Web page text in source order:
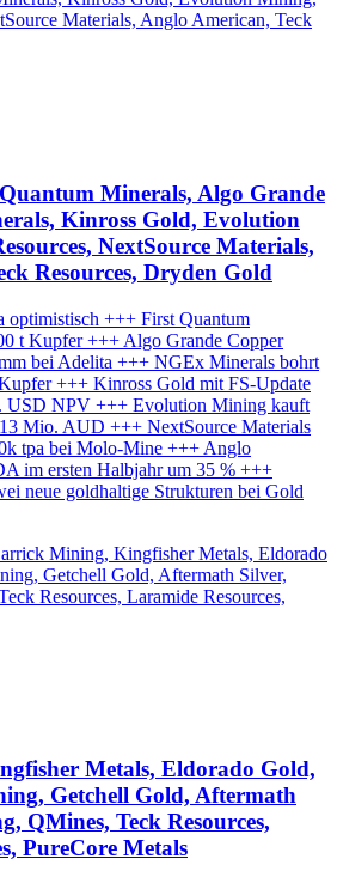
Minerals, Algo Grande
Kinross Gold, Evolution
NextSource Materials,
Resources, Dryden Gold
+++ First Quantum
t Kupfer +++ Algo Grande Copper
bei Adelita +++ NGEx Minerals bohrt
+++ Kinross Gold mit FS-Update
USD NPV +++ Evolution Mining kauft
Mio. AUD +++ NextSource Materials
tpa bei Molo-Mine +++ Anglo
im ersten Halbjahr um 35 % +++
neue goldhaltige Strukturen bei Gold
Metals, Eldorado Gold,
Getchell Gold, Aftermath
QMines, Teck Resources,
PureCore Metals